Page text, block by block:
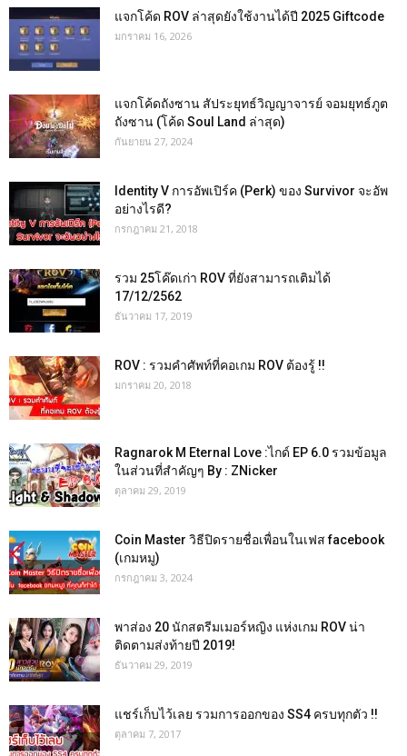
แจกโค้ด ROV ล่าสุดยังใช้งานได้ปี 2025 Giftcode
มกราคม 16, 2026
แจกโค้ดถังซาน สัประยุทธ์วิญญาจารย์ จอมยุทธ์ภูต
ถังซาน (โค้ด Soul Land ล่าสุด)
กันยายน 27, 2024
Identity V การอัพเปิร์ค (Perk) ของ Survivor จะอัพ
อย่างไรดี?
กรกฎาคม 21, 2018
รวม 25โค๊ดเก่า ROV ที่ยังสามารถเติมได้
17/12/2562
ธันวาคม 17, 2019
ROV : รวมคำศัพท์ที่คอเกม ROV ต้องรู้ !!
มกราคม 20, 2018
Ragnarok M Eternal Love :ไกด์ EP 6.0 รวมข้อมูล
ในส่วนที่สำคัญๆ By : ZNicker
ตุลาคม 29, 2019
Coin Master วิธีปิดรายชื่อเพื่อนในเฟส facebook
(เกมหมู)
กรกฎาคม 3, 2024
พาส่อง 20 นักสตรีมเมอร์หญิง แห่งเกม ROV น่า
ติดตามส่งท้ายปี 2019!
ธันวาคม 29, 2019
แชร์เก็บไว้เลย รวมการออกของ SS4 ครบทุกตัว !!
ตุลาคม 7, 2017